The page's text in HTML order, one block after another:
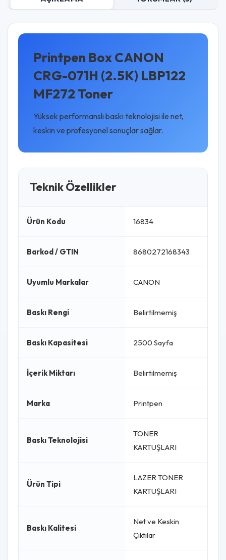
Printpen Box CANON
CRG-071H (2.5K) LBP122
MF272 Toner
Yüksek performanslı baskı teknolojisi ile net,
keskin ve profesyonel sonuçlar sağlar.
Teknik Özellikler
Ürün Kodu 16834
Barkod / GTIN 8680272168343
Uyumlu Markalar CANON
Baskı Rengi Belirtilmemiş
Baskı Kapasitesi 2500 Sayfa
İçerik Miktarı Belirtilmemiş
Marka Printpen
Baskı Teknolojisi
TONER
KARTUŞLARI
Ürün Tipi
LAZER TONER
KARTUŞLARI
Baskı Kalitesi
Net ve Keskin
Çıktılar